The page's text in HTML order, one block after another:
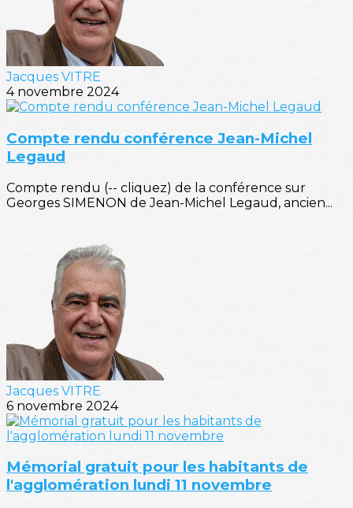
Jacques VITRE
4 novembre 2024
Compte rendu conférence Jean-Michel
Legaud
Compte rendu (-- cliquez) de la conférence sur
Georges SIMENON de Jean-Michel Legaud, ancien...
Jacques VITRE
6 novembre 2024
Mémorial gratuit pour les habitants de
l'agglomération lundi 11 novembre